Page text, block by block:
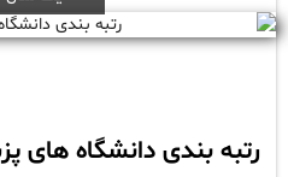
رتبه بندی دانشگاه های